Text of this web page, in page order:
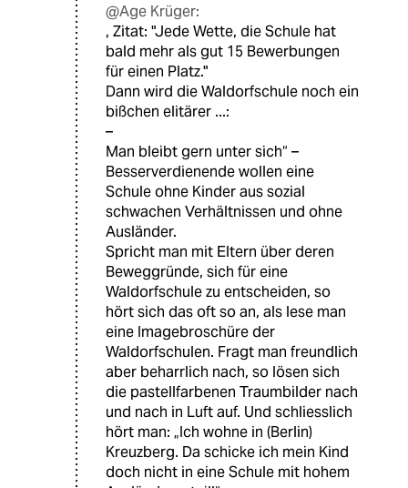
@Age Krüger:
, Zitat: "Jede Wette, die Schule hat
bald mehr als gut 15 Bewerbungen
für einen Platz."
Dann wird die Waldorfschule noch ein
bißchen elitärer ...:
–
Man bleibt gern unter sich“ –
Besserverdienende wollen eine
Schule ohne Kinder aus sozial
schwachen Verhältnissen und ohne
Ausländer.
Spricht man mit Eltern über deren
Beweggründe, sich für eine
Waldorfschule zu entscheiden, so
hört sich das oft so an, als lese man
eine Imagebroschüre der
Waldorfschulen. Fragt man freundlich
aber beharrlich nach, so lösen sich
die pastellfarbenen Traumbilder nach
und nach in Luft auf. Und schliesslich
hört man: „Ich wohne in (Berlin)
Kreuzberg. Da schicke ich mein Kind
doch nicht in eine Schule mit hohem